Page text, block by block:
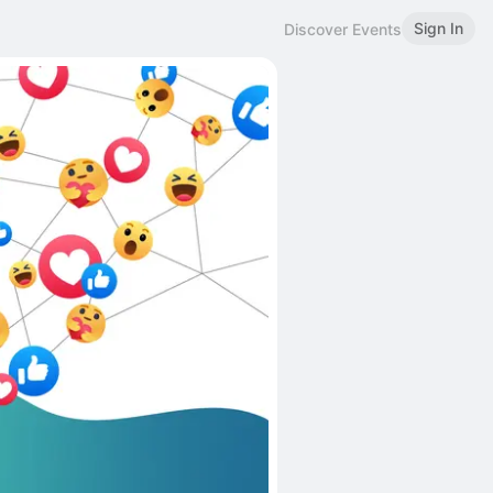
Discover Events Sign In